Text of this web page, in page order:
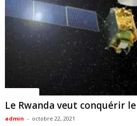
Le Rwanda veut conquérir
admin - octobre 22, 2021